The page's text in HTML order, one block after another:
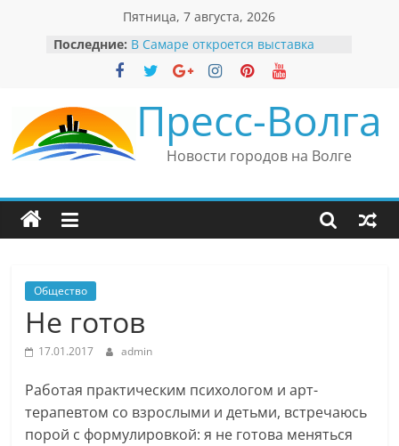
содержимому
Пятница, 7 августа, 2026
Последние: В Самаре откроется выставка
невероятных рекордов и фактов
«Веришь или нет»
Вячеслав Моше Кантор –
президент Европейского
еврейского конгресса
Вячеслав Моше Кантор считает
причиной низкого уровня
Ильдар Узбеков отметил крепкие
Пресс-Волга
Новости городов на Волге
Общество
Не готов
17.01.2017 admin
Работая практическим психологом и арт-
терапевтом со взрослыми и детьми, встречаюсь
порой с формулировкой: я не готова меняться